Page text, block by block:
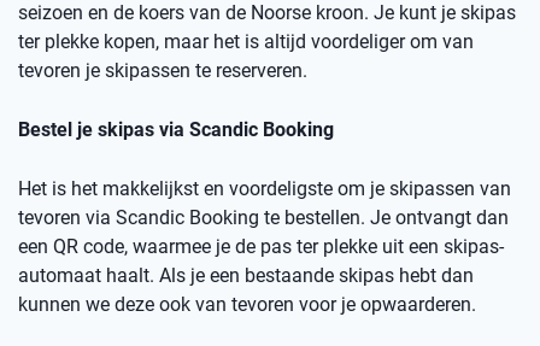
seizoen en de koers van de Noorse kroon. Je kunt je skipas
ter plekke kopen, maar het is altijd voordeliger om van
tevoren je skipassen te reserveren.
Bestel je skipas via Scandic Booking
Het is het makkelijkst en voordeligste om je skipassen van
tevoren via Scandic Booking te bestellen. Je ontvangt dan
een QR code, waarmee je de pas ter plekke uit een skipas-
automaat haalt. Als je een bestaande skipas hebt dan
kunnen we deze ook van tevoren voor je opwaarderen.